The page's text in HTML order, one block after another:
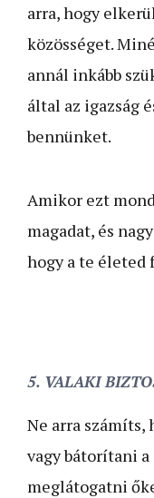
arra, hogy
közösséget.
annál inkább
által az igazság
bennünket.
Amikor ezt
magadat, és
hogy a te életed
5. VALAKI
Ne arra számíts,
vagy bátorítani
meglátogatni